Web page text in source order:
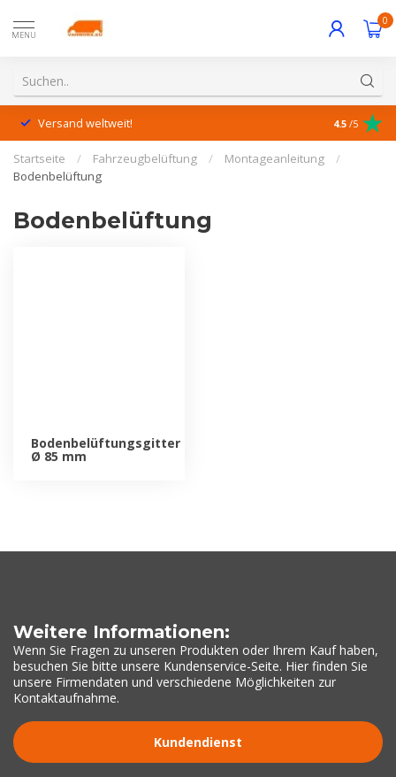
MENU
0
Versand weltweit! 4.5 /5
Startseite / Fahrzeugbelüftung / Montageanleitung
/
Bodenbelüftung
Bodenbelüftung
Bodenbelüftungsgitter
Ø 85 mm
Weitere Informationen:
Wenn Sie Fragen zu unseren Produkten oder Ihrem Kauf haben,
besuchen Sie bitte unsere Kundenservice-Seite. Hier finden Sie
unsere Firmendaten und verschiedene Möglichkeiten zur
Kontaktaufnahme.
Kundendienst